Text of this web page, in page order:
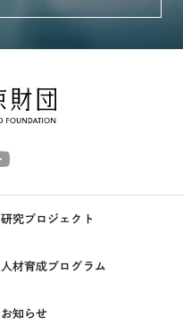
研究プロジェクト
人材育成プログラム
お知らせ